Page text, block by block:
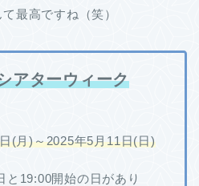
最高ですね（笑）
アターウィーク
(月)～2025年5月11日(日)
と19:00開始の日があり